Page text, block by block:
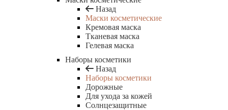
Назад
Маски косметические
Кремовая маска
Тканевая маска
Гелевая маска
Наборы косметики
Назад
Наборы косметики
Дорожные
Для ухода за кожей
Солнцезащитные